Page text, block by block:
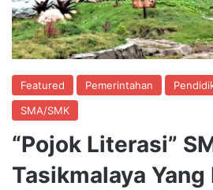
Featured Pemerintahan
SMA/SMK
“Pojok Literasi”
Tasikmalaya